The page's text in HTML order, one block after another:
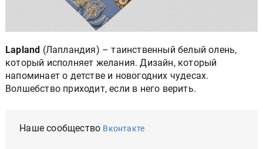
Lapland (Лапландия) – таинственный белый олень,
который исполняет желания. Дизайн, который
напоминает о детстве и новогодних чудесах.
Волшебство приходит, если в него верить.
Наше сообщество Вконтакте